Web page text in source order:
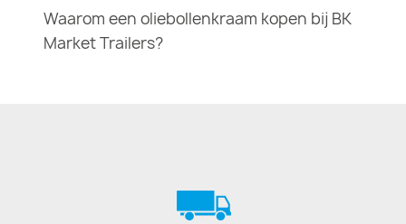
Waarom een oliebollenkraam kopen bij BK
Market Trailers?